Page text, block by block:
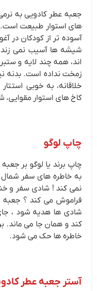
جعبه عطر کادویی به
های استوار طبیعت
آسوده تر از کودکان در
شیشه ها آسیب نمی
اند، همه چند لایه و
زمخت نداده است. بدنه
خلاقانه، به خوبی
کاخ های استوار مقوایی،
چاپ لوگو
چاپ برند یا لوگو بر
به خاطره های سفر
نمی کند ! شادی سفر و
فراموش می کند ؟ جعبه
شادی ها هدیه شود ،
کند و همان جا می ماند.
خاطره ها حک می شود.
آستر جعبه عطر